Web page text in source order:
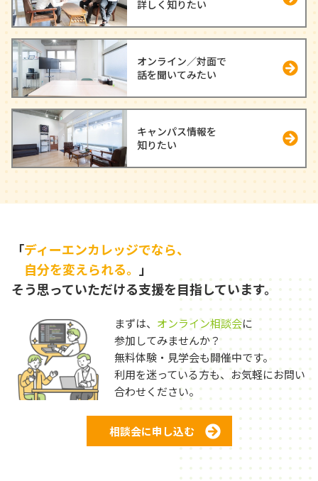
詳しく知りたい
オンライン／対面で
話を聞いてみたい
キャンパス情報を
知りたい
「ディーエンカレッジでなら、
自分を変えられる。 」
そう思っていただける支援を目指しています。
まずは、 オンライン相談会に
参加してみませんか？
無料体験・見学会も開催中です。
利用を迷っている方も、お気軽にお問い
合わせください。
相談会に申し込む